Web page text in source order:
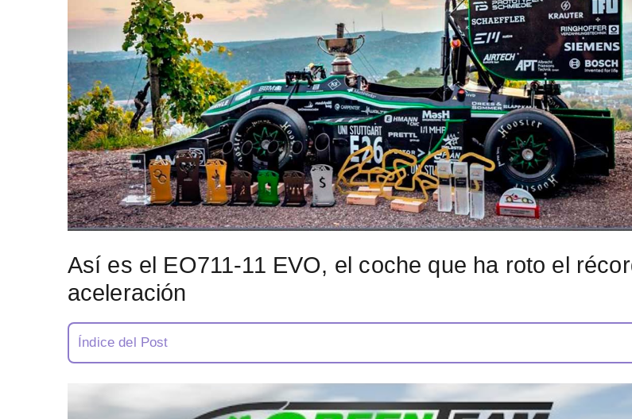
Así es el EO711-11 EVO, el coche que ha roto el
aceleración
Índice del Post